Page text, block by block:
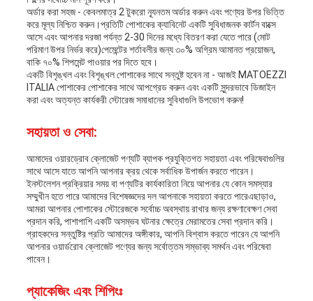
অর্ডার করা সহজ - কেবলমাত্র 2 টুকরো ন্যূনতম অর্ডার করুন এবং পণ্যের উপর ভিত্তি
করে মূল্য নিশ্চিত করুন।প্রতিটি পোশাকের ক্যাবিনেট একটি সুবিধাজনক কার্টন বাক্সে
আসে এবং আপনার দরজা পর্যন্ত 2-30 দিনের মধ্যে বিতরণ করা যেতে পারে (মোট
পরিমাণ উপর নির্ভর করে)পেমেন্টের শর্তাবলীর জন্য ৩০% অগ্রিম আমানত প্রয়োজন,
বাকি ৭০% শিপমেন্ট পাওয়ার পর দিতে হবে।
একটি বিশৃঙ্খল এবং বিশৃঙ্খল পোশাকের সাথে সন্তুষ্ট হবেন না - আজই MATOEZZI
ITALIA পোশাকের পোশাকের সাথে আপগ্রেড করুন এবং একটি সুন্দরভাবে ডিজাইন
করা এবং অত্যন্ত কার্যকরী স্টোরেজ সমাধানের সুবিধাগুলি উপভোগ করুন!
সহায়তা ও সেবা:
আমাদের ওয়ারড্রোব ক্লোজেট পণ্যটি ব্যাপক প্রযুক্তিগত সহায়তা এবং পরিষেবাগুলির
সাথে আসে যাতে আপনি আপনার ক্রয় থেকে সর্বাধিক উপার্জন করতে পারেন।
ইনস্টলেশন প্রক্রিয়ার সময় বা পণ্যটির কার্যকারিতা নিয়ে আপনার যে কোন সমস্যার
সম্মুখীন হতে পারে আমাদের বিশেষজ্ঞদের দল আপনাকে সহায়তা করতে পারেএছাড়াও,
আমরা আপনার পোশাকের স্টোরেজকে সর্বোচ্চ অবস্থায় রাখার জন্য রক্ষণাবেক্ষণ সেবা
প্রদান করি, পাশাপাশি একটি অসম্ভব ঘটনার ক্ষেত্রে মেরামতের সেবা প্রদান করি।
গ্রাহকদের সন্তুষ্টির প্রতি আমাদের অঙ্গীকার, আপনি বিশ্বাস করতে পারেন যে আপনি
আপনার ওয়ার্ডরোব ক্লোজেট পণ্যের জন্য সর্বোত্তম সম্ভাব্য সমর্থন এবং পরিষেবা
পাবেন।
প্যাকেজিং এবং শিপিংঃ